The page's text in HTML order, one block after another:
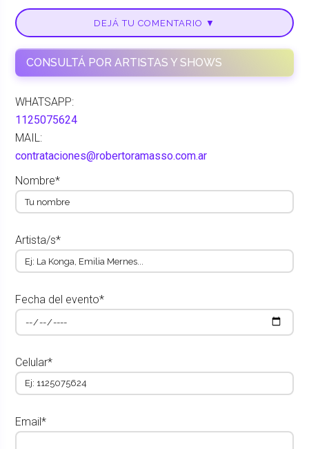
DEJÁ TU COMENTARIO ▼
CONSULTÁ POR ARTISTAS Y SHOWS
WHATSAPP:
1125075624
MAIL:
contrataciones@robertoramasso.com.ar
Nombre*
Artista/s*
Fecha del evento*
Celular*
Email*